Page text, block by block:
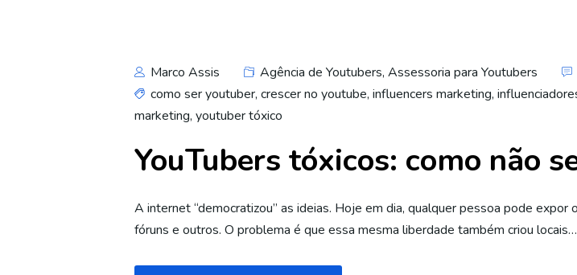
Marco Assis Agência de Youtubers, Assessoria para Youtubers
como ser youtuber, crescer no youtube, influencers marketing,
marketing, youtuber tóxico
YouTubers tóxicos: como não
A internet “democratizou” as ideias. Hoje em dia, qualquer pessoa pode
fóruns e outros. O problema é que essa mesma liberdade também criou locais…